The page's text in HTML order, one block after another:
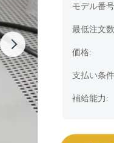
モデル番
最低注文
価格:
支払い条
補給能力: